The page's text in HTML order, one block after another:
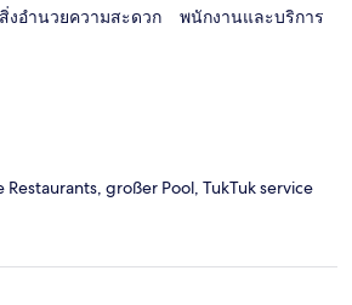
สิ่งอำนวยความสะดวก พนักงานและบริการ
großer Pool, TukTuk service